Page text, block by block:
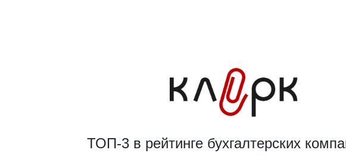
ТОП-3 в рейтинге бухгалтерских